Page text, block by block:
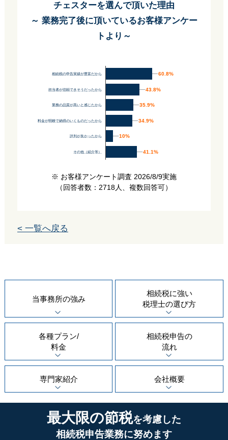
チェスターを選んで頂いた理由
～ 業務完了後に頂いているお客様アンケー
トより～
相続税の申告実績が豊富だから
担当者が信頼できそうだったから
業務の品質が高いと感じたから
料金が明瞭で納得のいくものだったから
評判が良かったから
その他（紹介等）
60.8%
60.8%
43.8%
43.8%
35.9%
35.9%
34.9%
34.9%
10%
10%
41.1%
41.1%
※ お客様アンケート調査 2026/8/9実施
（回答者数：2718人、複数回答可）
< 一覧へ戻る
当事務所の強み
相続税に強い
税理士の選び方
各種プラン/
料金
相続税申告の
流れ
専門家紹介 会社概要
最大限の節税を考慮した
相続税申告業務に努めます